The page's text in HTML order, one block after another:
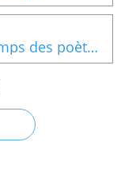
Poésie sur l'automne Ce1 Printemps des poètes 2010